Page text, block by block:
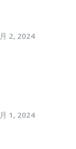
2, 2024
1, 2024